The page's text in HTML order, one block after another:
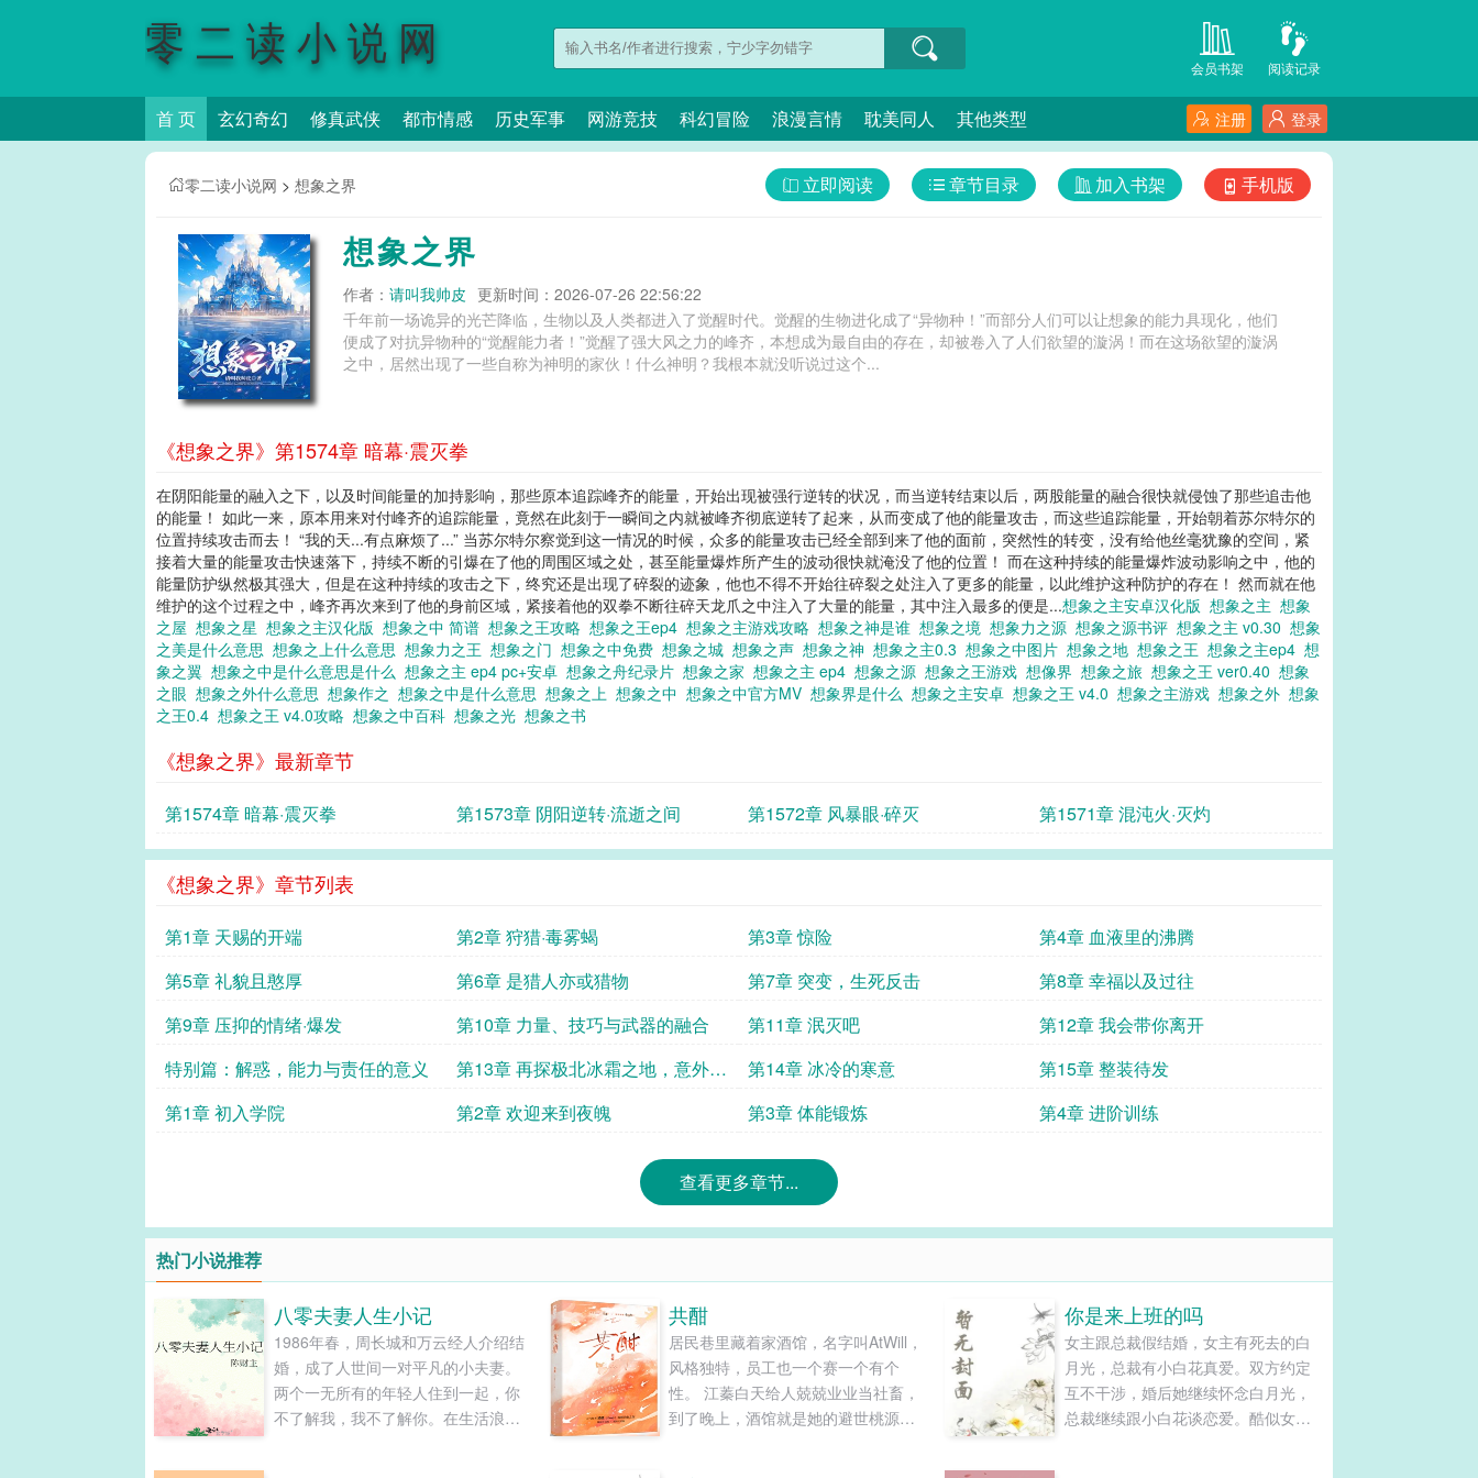
零二读小说网 阅读记录
会员书架
首 页 玄幻奇幻 修真武侠 都市情感 历史军事 网游竞技 科幻冒险 浪漫言情 耽美同人 其他类型 登录
注册
零二读小说网 > 想象之界 手机版
加入书架
章节目录
立即阅读
想象之界
作者： 请叫我帅皮 更新时间：2026-07-26 22:56:22
千年前一场诡异的光芒降临，生物以及人类都进入了觉醒时代。觉醒的生物进化成了“异物种！”而部分人们可以让想象的能力具现化，他们
便成了对抗异物种的“觉醒能力者！”觉醒了强大风之力的峰齐，本想成为最自由的存在，却被卷入了人们欲望的漩涡！而在这场欲望的漩涡
之中，居然出现了一些自称为神明的家伙！什么神明？我根本就没听说过这个...
《想象之界》第1574章 暗幕·震灭拳
在阴阳能量的融入之下，以及时间能量的加持影响，那些原本追踪峰齐的能量，开始出现被强行逆转的状况，而当逆转结束以后，两股能量的融合很快就侵蚀了那些追击他
的能量！ 如此一来，原本用来对付峰齐的追踪能量，竟然在此刻于一瞬间之内就被峰齐彻底逆转了起来，从而变成了他的能量攻击，而这些追踪能量，开始朝着苏尔特尔的
位置持续攻击而去！ “我的天...有点麻烦了...” 当苏尔特尔察觉到这一情况的时候，众多的能量攻击已经全部到来了他的面前，突然性的转变，没有给他丝毫犹豫的空间，紧
接着大量的能量攻击快速落下，持续不断的引爆在了他的周围区域之处，甚至能量爆炸所产生的波动很快就淹没了他的位置！ 而在这种持续的能量爆炸波动影响之中，他的
能量防护纵然极其强大，但是在这种持续的攻击之下，终究还是出现了碎裂的迹象，他也不得不开始往碎裂之处注入了更多的能量，以此维护这种防护的存在！ 然而就在他
维护的这个过程之中，峰齐再次来到了他的身前区域，紧接着他的双拳不断往碎天龙爪之中注入了大量的能量，其中注入最多的便是...想象之主安卓汉化版 想象之主 想象
之屋 想象之星 想象之主汉化版 想象之中 简谱 想象之王攻略 想象之王ep4 想象之主游戏攻略 想象之神是谁 想象之境 想象力之源 想象之源书评 想象之主 v0.30 想象
之美是什么意思 想象之上什么意思 想象力之王 想象之门 想象之中免费 想象之城 想象之声 想象之神 想象之主0.3 想象之中图片 想象之地 想象之王 想象之主ep4 想
象之翼 想象之中是什么意思是什么 想象之主 ep4 pc+安卓 想象之舟纪录片 想象之家 想象之主 ep4 想象之源 想象之王游戏 想像界 想象之旅 想象之王 ver0.40 想象
之眼 想象之外什么意思 想象作之 想象之中是什么意思 想象之上 想象之中 想象之中官方MV 想象界是什么 想象之主安卓 想象之王 v4.0 想象之主游戏 想象之外 想象
之王0.4 想象之王 v4.0攻略 想象之中百科 想象之光 想象之书
《想象之界》最新章节
第1574章 暗幕·震灭拳 第1573章 阴阳逆转·流逝之间 第1572章 风暴眼·碎灭 第1571章 混沌火·灭灼
《想象之界》章节列表
第1章 天赐的开端 第2章 狩猎·毒雾蝎 第3章 惊险
第4章 血液里的沸腾
第5章 礼貌且憨厚
第6章 是猎人亦或猎物 第7章 突变，生死反击
第8章 幸福以及过往
第9章 压抑的情绪·爆发
第10章 力量、技巧与武器的融合 第11章 泯灭吧
第12章 我会带你离开
特别篇：解惑，能力与责任的意义
第13章 再探极北冰霜之地，意外发
现
第14章 冰冷的寒意
第15章 整装待发
第1章 初入学院
第2章 欢迎来到夜魄 第3章 体能锻炼 第4章 进阶训练
查看更多章节...
热门小说推荐
八零夫妻人生小记
1986年春，周长城和万云经人介绍结
婚，成了人世间一对平凡的小夫妻。
两个一无所有的年轻人住到一起，你
不了解我，我不了解你。在生活浪头
共酣
居民巷里藏着家酒馆，名字叫AtWill，
风格独特，员工也一个赛一个有个
性。 江蓁白天给人兢兢业业当社畜，
到了晚上，酒馆就是她的避世桃源，
你是来上班的吗
女主跟总裁假结婚，女主有死去的白
月光，总裁有小白花真爱。双方约定
互不干涉，婚后她继续怀念白月光，
总裁继续跟小白花谈恋爱。酷似女主